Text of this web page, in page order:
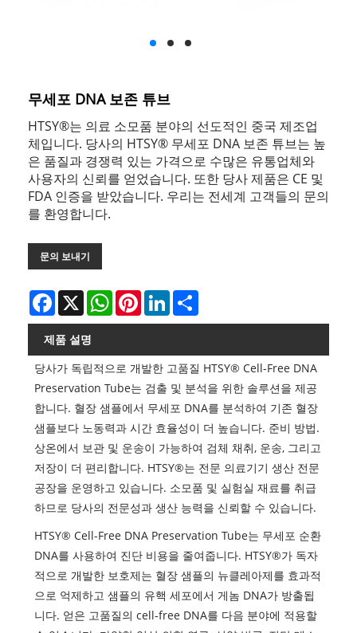
무세포 DNA 보존 튜브
HTSY®는 의료 소모품 분야의 선도적인 중국 제조업
체입니다. 당사의 HTSY® 무세포 DNA 보존 튜브는 높
은 품질과 경쟁력 있는 가격으로 수많은 유통업체와
사용자의 신뢰를 얻었습니다. 또한 당사 제품은 CE 및
FDA 인증을 받았습니다. 우리는 전세계 고객들의 문의
를 환영합니다.
문의 보내기
Facebook
X WhatsAppPinterestLinkedIn
제품 설명
당사가 독립적으로 개발한 고품질 HTSY® Cell-Free DNA
Preservation Tube는 검출 및 분석을 위한 솔루션을 제공
합니다. 혈장 샘플에서 무세포 DNA를 분석하여 기존 혈장
샘플보다 노동력과 시간 효율성이 더 높습니다. 준비 방법.
상온에서 보관 및 운송이 가능하여 검체 채취, 운송, 그리고
저장이 더 편리합니다. HTSY®는 전문 의료기기 생산 전문
공장을 운영하고 있습니다. 소모품 및 실험실 재료를 취급
하므로 당사의 전문성과 생산 능력을 신뢰할 수 있습니다.
HTSY® Cell-Free DNA Preservation Tube는 무세포 순환
DNA를 사용하여 진단 비용을 줄여줍니다. HTSY®가 독자
적으로 개발한 보호제는 혈장 샘플의 뉴클레아제를 효과적
으로 억제하고 샘플의 유핵 세포에서 게놈 DNA가 방출됩
니다. 얻은 고품질의 cell-free DNA를 다음 분야에 적용할